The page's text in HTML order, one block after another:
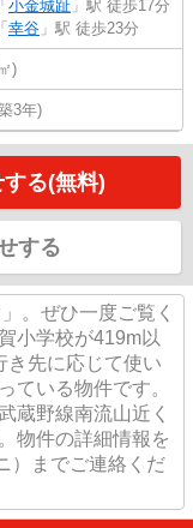
「 小金城趾 」駅 徒歩17分
「 幸谷 」駅 徒歩23分
)
3年)
る(無料)
する
。ぜひ一度ご覧く
小学校が419m以
き先に応じて使い
ている物件です。
蔵野線南流山近く
物件の詳細情報を
）までご連絡くだ